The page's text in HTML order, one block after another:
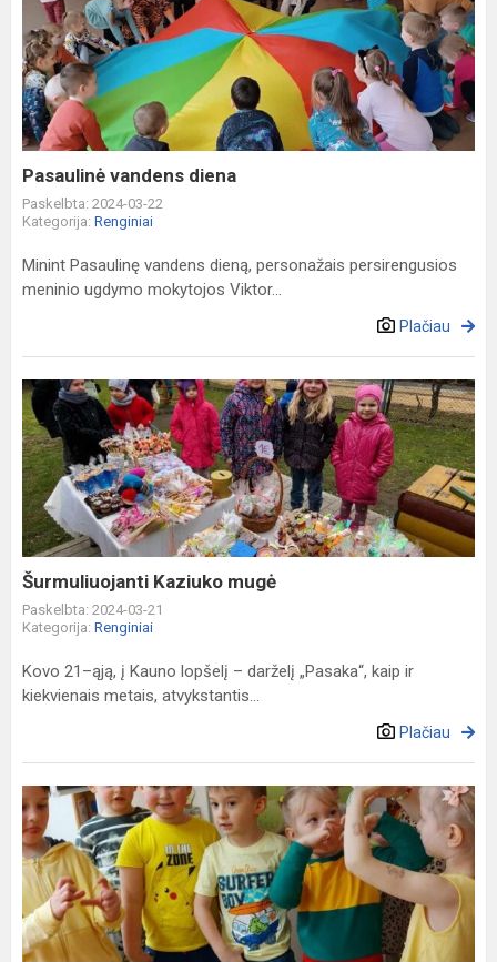
vandens
diena
Pasaulinė vandens diena
Paskelbta: 2024-03-22
Kategorija: Renginiai
Minint Pasaulinę vandens dieną, personažais persirengusios
meninio ugdymo mokytojos Viktor...
Plačiau
Šurmuliuojanti
Kaziuko
mugė
Šurmuliuojanti Kaziuko mugė
Paskelbta: 2024-03-21
Kategorija: Renginiai
Kovo 21–ąją, į Kauno lopšelį – darželį „Pasaka“, kaip ir
kiekvienais metais, atvykstantis...
Plačiau
Laimės
diena